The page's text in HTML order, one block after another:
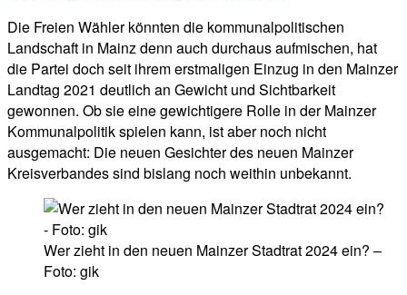
Die Freien Wähler könnten die kommunalpolitischen
Landschaft in Mainz denn auch durchaus aufmischen, hat
die Partei doch seit ihrem erstmaligen Einzug in den Mainzer
Landtag 2021 deutlich an Gewicht und Sichtbarkeit
gewonnen. Ob sie eine gewichtigere Rolle in der Mainzer
Kommunalpolitik spielen kann, ist aber noch nicht
ausgemacht: Die neuen Gesichter des neuen Mainzer
Kreisverbandes sind bislang noch weithin unbekannt.
Wer zieht in den neuen Mainzer Stadtrat 2024 ein? –
Foto: gik